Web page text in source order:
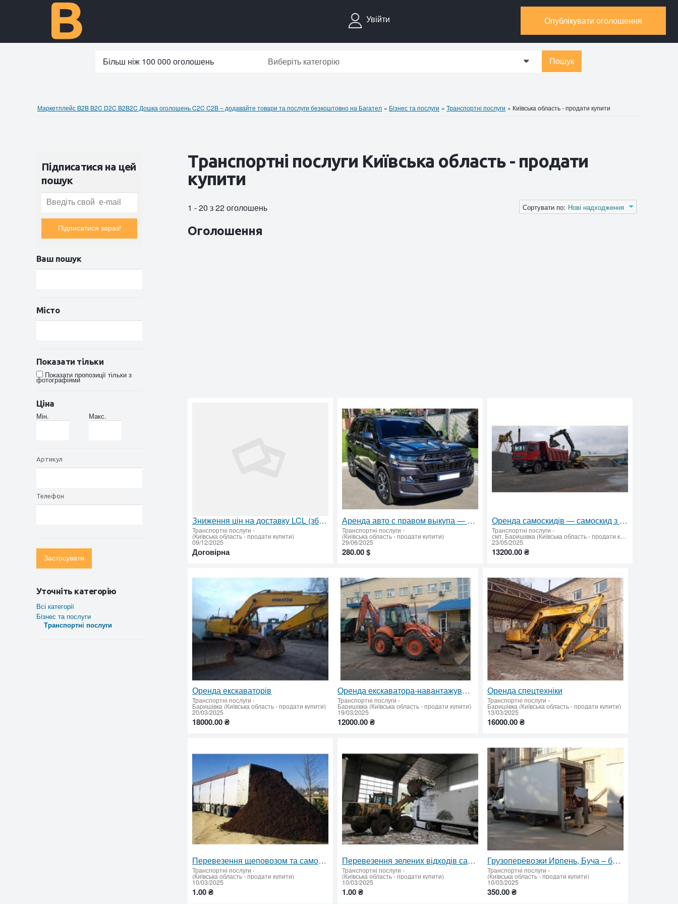
Увійти Опублікувати оголошення
Більш ніж 100 000 оголошень Виберіть категорію 0 Пошук
Маркетплейс B2B B2C D2C B2B2C Дошка оголошень C2C C2B – додавайте товари та послуги безкоштовно на Багател » Бiзнес та послуги » Транспортні послуги » Київська область - продати купити
Підписатися на цей
пошук
Підписатися зараз!
Ваш пошук
Місто
Показати тільки
Показати пропозиції тільки з
фотографіями
Ціна
Мін.
Макс.
Артикул
Телефон
Застосувати
Уточніть категорію
Всі категорії
Бiзнес та послуги
Транспортні послуги
Транспортні послуги Київська область - продати
купити
1 - 20 з 22 оголошень Сортувати по: Нові надходження
Оголошення
Зниження цін на доставку LCL (збірних) вантажів морем з Китаю. Професійний розрахунок логістики
Транспортні послуги -
(Київська область - продати купити)
09/12/2025
Договірна
Аренда авто с правом выкупа — TOYOTA LAND CRUISER 200 в Киеве без залога
Транспортні послуги -
(Київська область - продати купити)
29/06/2025
280.00 $
Оренда самоскидів — самоскид з водієм і пальним від 15 до 40 т
Транспортні послуги -
смт. Баришівка (Київська область - продати купити)
23/05/2025
13200.00 ₴
Оренда екскаваторів
Транспортні послуги -
Баришівка (Київська область - продати купити)
20/03/2025
18000.00 ₴
Оренда екскаватора-навантажувача
Транспортні послуги -
Баришівка (Київська область - продати купити)
19/03/2025
12000.00 ₴
Оренда спецтехніки
Транспортні послуги -
Баришівка (Київська область - продати купити)
13/03/2025
16000.00 ₴
Перевезення щеповозом та самоскидом по Європі
Транспортні послуги -
(Київська область - продати купити)
10/03/2025
1.00 ₴
Перевезення зелених відходів самоскидами
Транспортні послуги -
(Київська область - продати купити)
10/03/2025
1.00 ₴
Грузоперевозки Ирпень, Буча – быстро, качественно, аккуратно
Транспортні послуги -
(Київська область - продати купити)
10/03/2025
350.00 ₴